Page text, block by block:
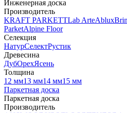
Инженерная доска
Производитель
KRAFT PARKETTLab ArteAblux
ParketAlpine Floor
Селекция
НатурСелектРустик
Древесина
ДубОрехЯсень
Толщина
12 мм13 мм14 мм15 мм
Паркетная доска
Паркетная доска
Производитель